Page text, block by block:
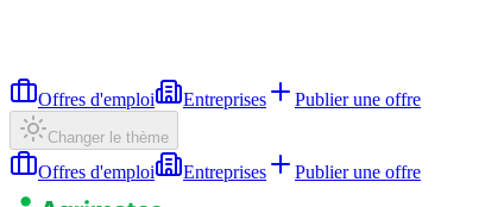
Offres d'emploi Entreprises Publier une offre
Changer le thème
Offres d'emploi Entreprises Publier une offre